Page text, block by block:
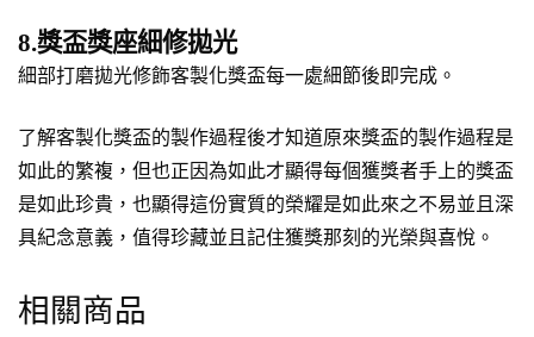
8.獎盃獎座細修拋光
細部打磨拋光修飾客製化獎盃每一處細節後即完成。
了解客製化獎盃的製作過程後才知道原來獎盃的製作過程是
如此的繁複，但也正因為如此才顯得每個獲獎者手上的獎盃
是如此珍貴，也顯得這份實質的榮耀是如此來之不易並且深
具紀念意義，值得珍藏並且記住獲獎那刻的光榮與喜悅。
相關商品